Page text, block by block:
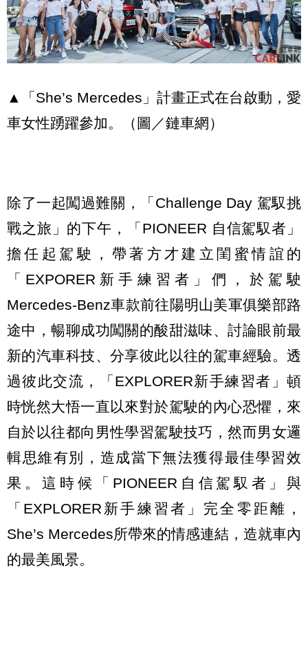
▲「She’s Mercedes」計畫正式在台啟動，愛
車女性踴躍參加。（圖／鏈車網）
除了一起闖過難關，「Challenge Day 駕馭挑
戰之旅」的下午，「PIONEER 自信駕馭者」
擔任起駕駛，帶著方才建立閨蜜情誼的
「EXPORER新手練習者」們，於駕駛
Mercedes-Benz車款前往陽明山美軍俱樂部路
途中，暢聊成功闖關的酸甜滋味、討論眼前最
新的汽車科技、分享彼此以往的駕車經驗。透
過彼此交流，「EXPLORER新手練習者」頓
時恍然大悟一直以來對於駕駛的內心恐懼，來
自於以往都向男性學習駕駛技巧，然而男女邏
輯思維有別，造成當下無法獲得最佳學習效
果。這時候「PIONEER自信駕馭者」與
「EXPLORER新手練習者」完全零距離，
She’s Mercedes所帶來的情感連結，造就車內
的最美風景。